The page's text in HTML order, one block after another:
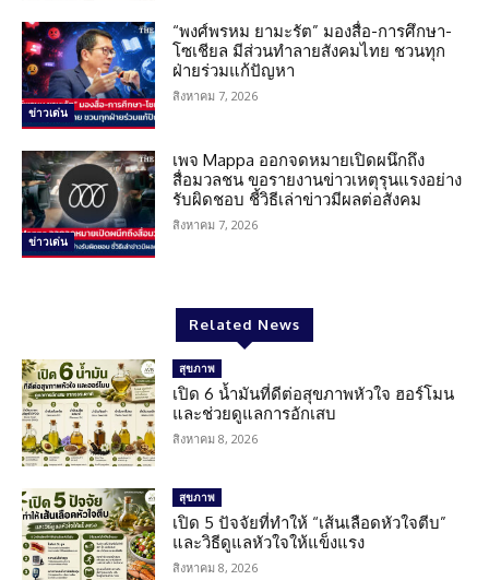
ข่าวเด่น
“พงศ์พรหม ยามะรัต” มองสื่อ-การศึกษา-
โซเชียล มีส่วนทำลายสังคมไทย ชวนทุก
ฝ่ายร่วมแก้ปัญหา
สิงหาคม 7, 2026
ข่าวเด่น
เพจ Mappa ออกจดหมายเปิดผนึกถึง
สื่อมวลชน ขอรายงานข่าวเหตุรุนแรงอย่าง
รับผิดชอบ ชี้วิธีเล่าข่าวมีผลต่อสังคม
สิงหาคม 7, 2026
Related News
สุขภาพ
เปิด 6 น้ำมันที่ดีต่อสุขภาพหัวใจ ฮอร์โมน
และช่วยดูแลการอักเสบ
สิงหาคม 8, 2026
สุขภาพ
เปิด 5 ปัจจัยที่ทำให้ “เส้นเลือดหัวใจตีบ”
และวิธีดูแลหัวใจให้แข็งแรง
สิงหาคม 8, 2026